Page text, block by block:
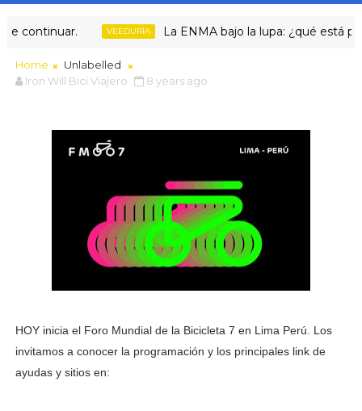
continuar. VEEDURÍA La ENMA bajo la lupa: ¿qué está
Home
Unlabelled
Iron Will Bici Viajero
8 years ago
HOY inicia el Foro Mundial de la Bicicleta 7 en Lima Perú. Los
invitamos a conocer la programación y los principales link de
ayudas y sitios en: